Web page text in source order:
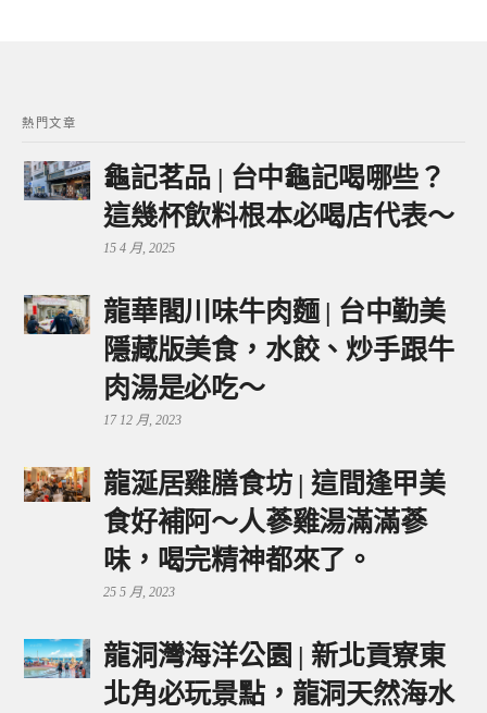
熱門文章
龜記茗品 | 台中龜記喝哪些？
這幾杯飲料根本必喝店代表～
15 4 月, 2025
龍華閣川味牛肉麵 | 台中勤美
隱藏版美食，水餃、炒手跟牛
肉湯是必吃～
17 12 月, 2023
龍涎居雞膳食坊 | 這間逢甲美
食好補阿～人蔘雞湯滿滿蔘
味，喝完精神都來了。
25 5 月, 2023
龍洞灣海洋公園 | 新北貢寮東
北角必玩景點，龍洞天然海水